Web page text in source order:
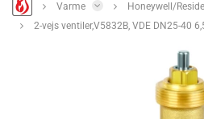
Varme
Honeywell/
2-vejs ventiler,V5832B, VDE DN25-40